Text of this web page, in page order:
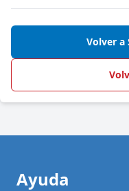
Volver a
Ayuda